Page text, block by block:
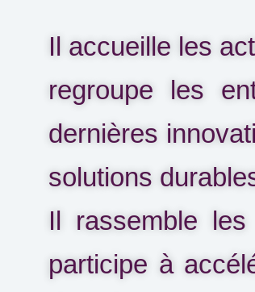
Il accueille les
regroupe les
dernières
solutions
Il rassemble
participe à